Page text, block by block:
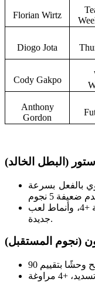
Florian Wirtz
Diogo Jota
Cody Gakpo
Anthony
Gordon
(البطل الخالد)
بالفعل بسرعة
بعد التطور: زيادة في التسديد +3، وقوة بدنية +4، وأنماط لعب
جديدة.
(نجوم المستقبل)